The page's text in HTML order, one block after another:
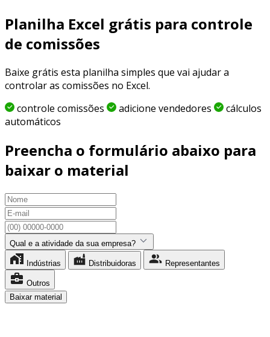
Planilha Excel grátis para controle
de comissões
Baixe grátis esta planilha simples que vai ajudar a
controlar as comissões no Excel.
controle comissões
adicione vendedores
cálculos
automáticos
Preencha o formulário abaixo para
baixar o material
Qual e a atividade da sua empresa?
Indústrias Distribuidoras Representantes
Outros
Baixar material